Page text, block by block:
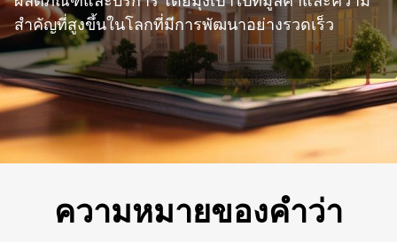
สำคัญที่สูงขึ้นในโลกที่มีการพัฒนาอย่างรวดเร็ว
ความหมายของคำว่า